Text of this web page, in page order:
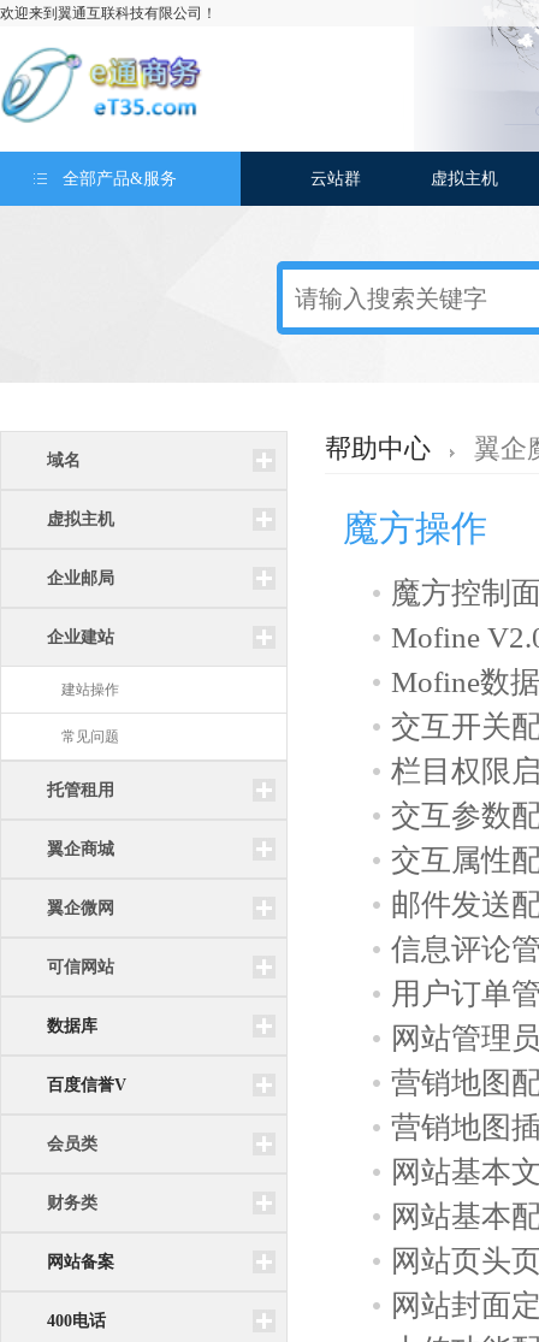
欢迎来到翼通互联科技有限公司！
全部产品&服务 云站群 虚拟主机
域名
虚拟主机
企业邮局
企业建站
建站操作
常见问题
托管租用
翼企商城
翼企微网
可信网站
数据库
百度信誉V
会员类
财务类
网站备案
400电话
帮助中心 翼企
魔方操作
魔方控制
Mofine
Mofine数
交互开关
栏目权限
交互参数
交互属性
邮件发送
信息评论
用户订单
网站管理
营销地图
营销地图
网站基本
网站基本
网站页头
网站封面